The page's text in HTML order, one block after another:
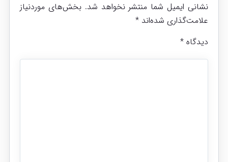
نشانی ایمیل شما منتشر نخواهد شد. بخش‌های موردنیاز
علامت‌گذاری شده‌اند *
دیدگاه *